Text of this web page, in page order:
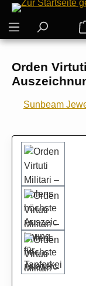
Zum Hauptinhalt
Orden
Sunbeam
Bildergalerie